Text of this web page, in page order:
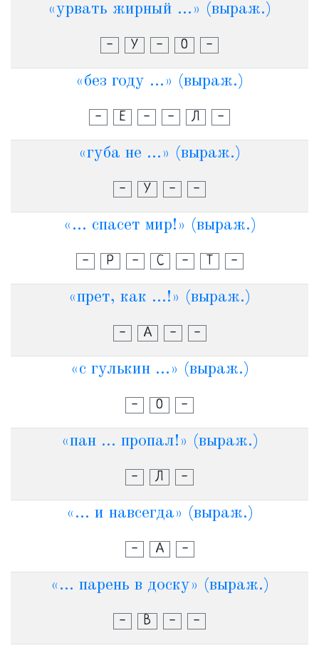
«урвать жирный ...» (выраж.)
- У - О -
«без году ...» (выраж.)
- Е - - Л -
«губа не ...» (выраж.)
- У - -
«... спасет мир!» (выраж.)
- Р - С - Т -
«прет, как ...!» (выраж.)
- А - -
«с гулькин ...» (выраж.)
- О -
«пан ... пропал!» (выраж.)
- Л -
«... и навсегда» (выраж.)
- А -
«... парень в доску» (выраж.)
- В - -